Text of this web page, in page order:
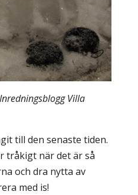
Villa
till den senaste tiden.
tråkigt när det är så
och dra nytta av
med is!